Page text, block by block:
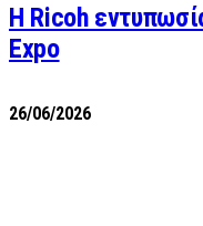
Η Ricoh
Expo
26/06/2026